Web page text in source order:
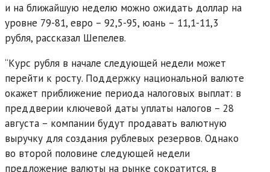
и на ближайшую неделю можно ожидать доллар на
уровне 79-81, евро – 92,5-95, юань – 11,1-11,3
рубля, рассказал Шепелев.
“Курс рубля в начале следующей недели может
перейти к росту. Поддержку национальной валюте
окажет приближение периода налоговых выплат: в
преддверии ключевой даты уплаты налогов – 28
августа – компании будут продавать валютную
выручку для создания рублевых резервов. Однако
во второй половине следующей недели
предложение валюты на рынке сократится, в